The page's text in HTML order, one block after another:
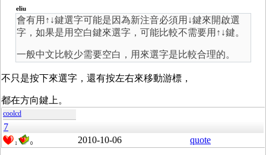
eliu
會有用↑↓鍵選字可能是因為新注音必須用↓鍵來開啟選
字，如果是用空白鍵來選字，可能比較不需要用↑↓鍵。
一般中文比較少需要空白，用來選字是比較合理的。
不只是按下來選字，還有按左右來移動游標，
都在方向鍵上。
coolcd
7
1 0 2010-10-06 quote